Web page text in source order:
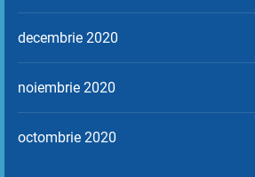
decembrie 2020
noiembrie 2020
octombrie 2020